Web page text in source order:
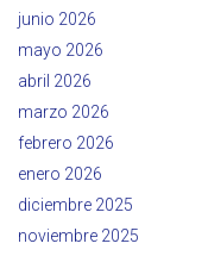
junio 2026
mayo 2026
abril 2026
marzo 2026
febrero 2026
enero 2026
diciembre 2025
noviembre 2025